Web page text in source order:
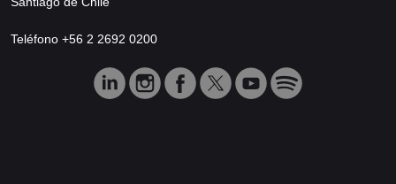
Teléfono +56 2 2692 0200